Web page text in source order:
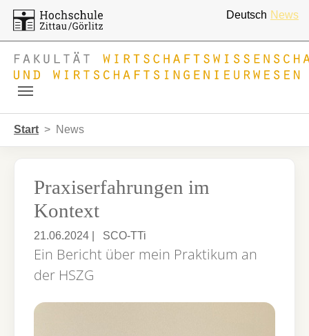
Deutsch News
Start News
Praxiserfahrungen im
Kontext
21.06.2024 SCO-TTi
Ein Bericht über mein Praktikum an
der HSZG
Show larger version